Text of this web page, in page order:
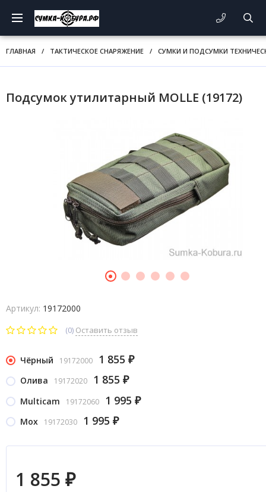
ГЛАВНАЯ / ТАКТИЧЕСКОЕ СНАРЯЖЕНИЕ / СУМКИ И ПОДСУМКИ
Подсумок утилитарный MOLLE (19172)
Артикул: 19172000
(0) Оставить отзыв
Чёрный 19172000 1 855 ₽
Олива 19172020 1 855 ₽
Multicam 19172060 1 995 ₽
Мох 19172030 1 995 ₽
1 855 ₽